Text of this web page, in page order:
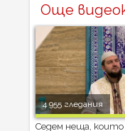
Още
4 955 гледания
Седем неща,